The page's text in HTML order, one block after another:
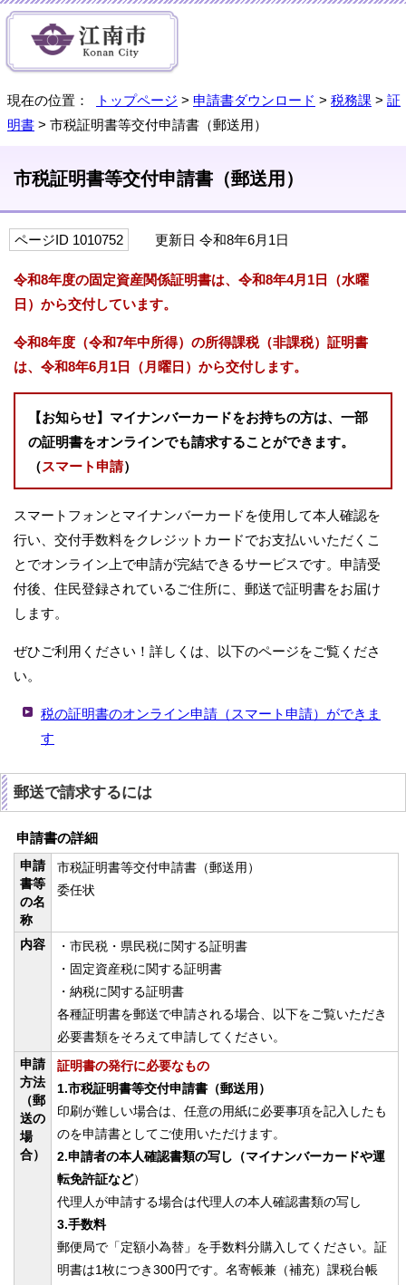
現在の位置： トップページ > 申請書ダウンロード > 税務課 > 証
明書 > 市税証明書等交付申請書（郵送用）
市税証明書等交付申請書（郵送用）
ページID 1010752 更新日 令和8年6月1日
令和8年度の固定資産関係証明書は、令和8年4月1日（水曜
日）から交付しています。
令和8年度（令和7年中所得）の所得課税（非課税）証明書
は、令和8年6月1日（月曜日）から交付します。
【お知らせ】マイナンバーカードをお持ちの方は、一部
の証明書をオンラインでも請求することができます。
（スマート申請）
スマートフォンとマイナンバーカードを使用して本人確認を
行い、交付手数料をクレジットカードでお支払いいただくこ
とでオンライン上で申請が完結できるサービスです。申請受
付後、住民登録されているご住所に、郵送で証明書をお届け
します。
ぜひご利用ください！詳しくは、以下のページをご覧くださ
い。
税の証明書のオンライン申請（スマート申請）ができま
す
郵送で請求するには
申請書の詳細
申請
書等
の名
称
市税証明書等交付申請書（郵送用）
委任状
内容
・市民税・県民税に関する証明書
・固定資産税に関する証明書
・納税に関する証明書
各種証明書を郵送で申請される場合、以下をご覧いただき
必要書類をそろえて申請してください。
申請
方法
（郵
送の
場
合）
証明書の発行に必要なもの
1.市税証明書等交付申請書（郵送用）
印刷が難しい場合は、任意の用紙に必要事項を記入したも
のを申請書としてご使用いただけます。
2.申請者の本人確認書類の写し（マイナンバーカードや運
転免許証など）
代理人が申請する場合は代理人の本人確認書類の写し
3.手数料
郵便局で「定額小為替」を手数料分購入してください。証
明書は1枚につき300円です。名寄帳兼（補充）課税台帳